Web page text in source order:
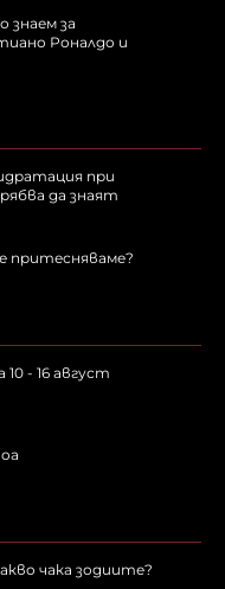
знаем за
Роналдо и
при
да знаят
притесняваме?
- 16 август
чака зодиите?